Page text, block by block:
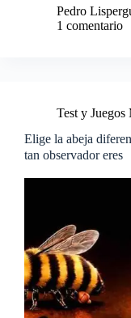
Pedro
1 comentario
Test y Juegos
Elige la abeja
tan observador eres